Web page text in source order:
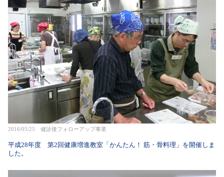
2016/05/25 健診後フォローアップ事業
平成28年度 第2回健康増進教室「かんたん！ 筋・骨料理」を開催しま
した。